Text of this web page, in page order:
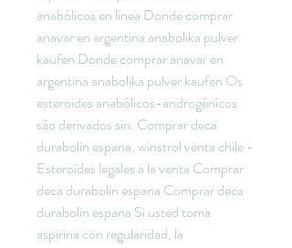
anabólicos en línea Donde comprar
anavar en argentina anabolika pulver
kaufen Donde comprar anavar en
argentina anabolika pulver kaufen Os
esteroides anabólicos-androgênicos
são derivados sin. Comprar deca
durabolin espana, winstrol venta chile -
Esteroides legales a la venta Comprar
deca durabolin espana Comprar deca
durabolin espana Si usted toma
aspirina con regularidad, la